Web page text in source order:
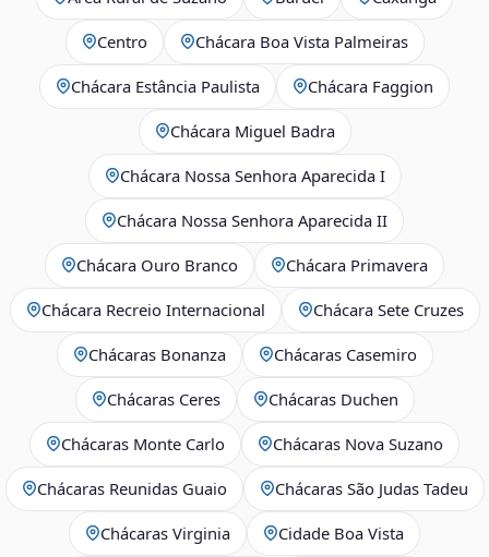
Centro Chácara Boa Vista Palmeiras
Chácara Estância Paulista Chácara Faggion
Chácara Miguel Badra
Chácara Nossa Senhora Aparecida I
Chácara Nossa Senhora Aparecida II
Chácara Ouro Branco Chácara Primavera
Chácara Recreio Internacional Chácara Sete Cruzes
Chácaras Bonanza Chácaras Casemiro
Chácaras Ceres Chácaras Duchen
Chácaras Monte Carlo Chácaras Nova Suzano
Chácaras Reunidas Guaio Chácaras São Judas Tadeu
Chácaras Virginia Cidade Boa Vista